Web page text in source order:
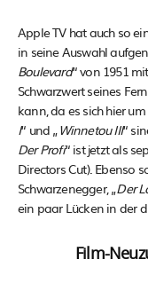
Apple TV hat auch so
in seine Auswahl
Boulevard“ von 1951
Schwarzwert seines
kann, da es sich hier
I“ und „Winnetou III“
Der Profi“ ist jetzt als
Directors Cut). Ebenso
Schwarzenegger, „Der
ein paar Lücken in der
Film-